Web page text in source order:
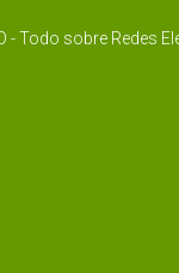
- Todo sobre Redes